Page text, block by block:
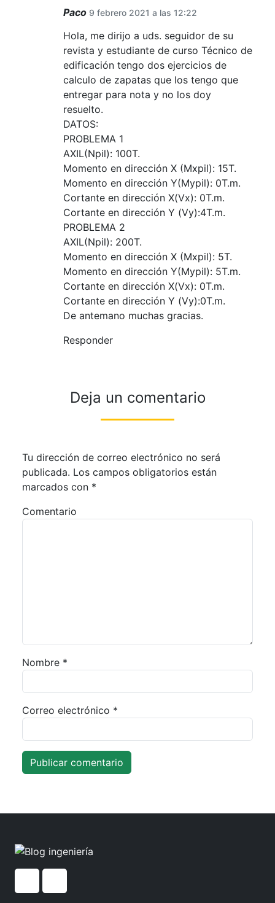
Paco 9 febrero 2021 a las 12:22
Hola, me dirijo a uds. seguidor de su
revista y estudiante de curso Técnico de
edificación tengo dos ejercicios de
calculo de zapatas que los tengo que
entregar para nota y no los doy
resuelto.
DATOS:
PROBLEMA 1
AXIL(Npil): 100T.
Momento en dirección X (Mxpil): 15T.
Momento en dirección Y(Mypil): 0T.m.
Cortante en dirección X(Vx): 0T.m.
Cortante en dirección Y (Vy):4T.m.
PROBLEMA 2
AXIL(Npil): 200T.
Momento en dirección X (Mxpil): 5T.
Momento en dirección Y(Mypil): 5T.m.
Cortante en dirección X(Vx): 0T.m.
Cortante en dirección Y (Vy):0T.m.
De antemano muchas gracias.
Responder
Deja un comentario
Tu dirección de correo electrónico no será
publicada. Los campos obligatorios están
marcados con *
Comentario
Nombre *
Correo electrónico *